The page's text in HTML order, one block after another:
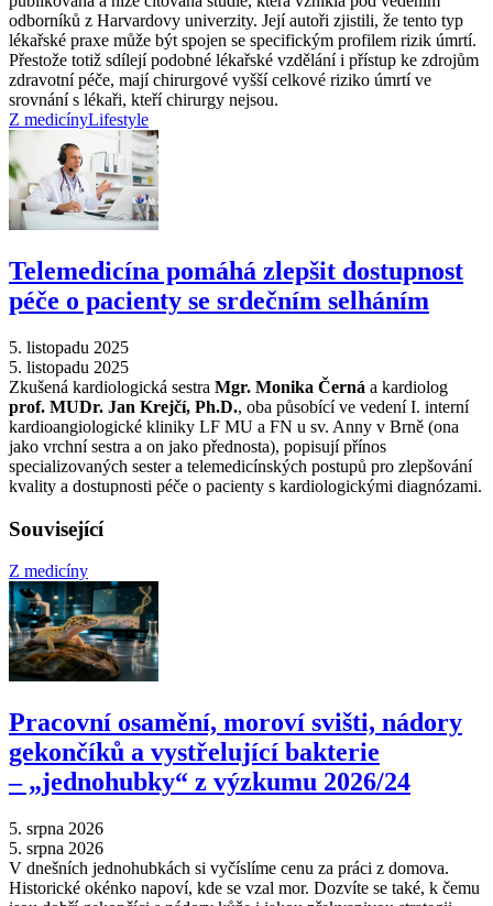
odborníků z Harvardovy univerzity. Její autoři zjistili, že tento typ
lékařské praxe může být spojen se specifickým profilem rizik úmrtí.
Přestože totiž sdílejí podobné lékařské vzdělání i přístup ke zdrojům
zdravotní péče, mají chirurgové vyšší celkové riziko úmrtí ve
srovnání s lékaři, kteří chirurgy nejsou.
Z medicínyLifestyle
Telemedicína pomáhá zlepšit dostupnost
péče o pacienty se srdečním selháním
5. listopadu 2025
5. listopadu 2025
Zkušená kardiologická sestra Mgr. Monika Černá a kardiolog
prof. MUDr. Jan Krejčí, Ph.D., oba působící ve vedení I. interní
kardioangiologické kliniky LF MU a FN u sv. Anny v Brně (ona
jako vrchní sestra a on jako přednosta), popisují přínos
specializovaných sester a telemedicínských postupů pro zlepšování
kvality a dostupnosti péče o pacienty s kardiologickými diagnózami.
Související
Z medicíny
Pracovní osamění, moroví svišti, nádory
gekončíků a vystřelující bakterie
–⁠ „jednohubky“ z výzkumu 2026/24
5. srpna 2026
5. srpna 2026
V dnešních jednohubkách si vyčíslíme cenu za práci z domova.
Historické okénko napoví, kde se vzal mor. Dozvíte se také, k čemu